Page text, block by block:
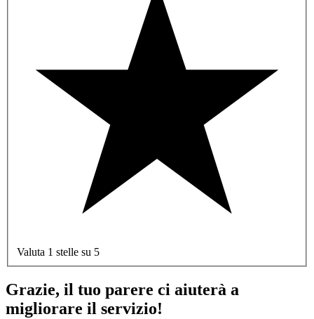
Valuta 1 stelle su 5
Grazie, il tuo parere ci aiuterà a
migliorare il servizio!